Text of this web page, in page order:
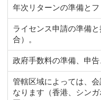
年次リターンの準備とフ
ライセンス申請の準備
合）。
政府手数料の準備、申告
管轄区域によっては、
なります（香港、シン